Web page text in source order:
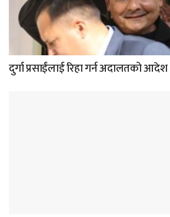
दुर्गा प्रसाईंलाई रिहा गर्न अदालतको आदेश